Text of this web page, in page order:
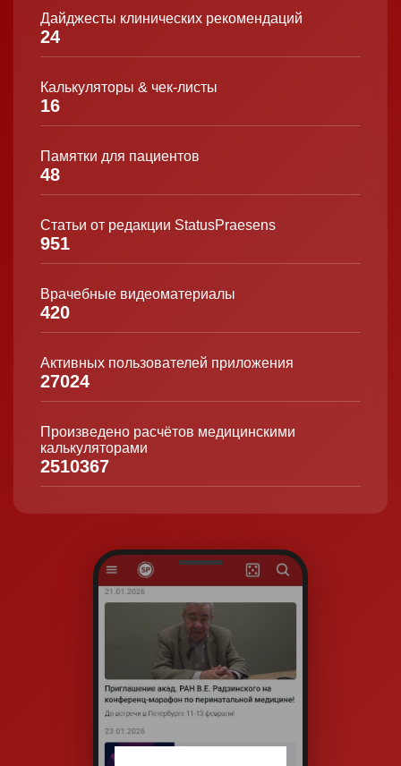
Дайджесты клинических рекомендаций
24
Калькуляторы & чек-листы
16
Памятки для пациентов
48
Статьи от редакции StatusPraesens
951
Врачебные видеоматериалы
420
Активных пользователей приложения
27024
Произведено расчётов медицинскими
калькуляторами
2510367